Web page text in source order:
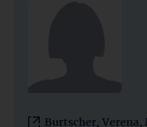
Burtscher,